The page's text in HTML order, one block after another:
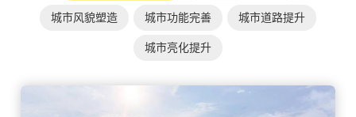
城市风貌塑造 城市功能完善 城市道路提升
城市亮化提升